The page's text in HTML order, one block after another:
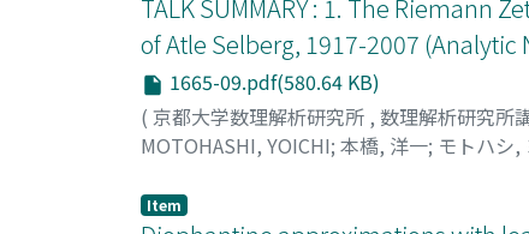
TALK SUMMARY : 1. The Riemann
of Atle Selberg, 1917-2007
1665-09.pdf(580.64 KB)
( 京都大学数理解析研究所 , 数理解析研究所
MOTOHASHI, YOICHI; 本橋, 洋一; モトハシ,
Item